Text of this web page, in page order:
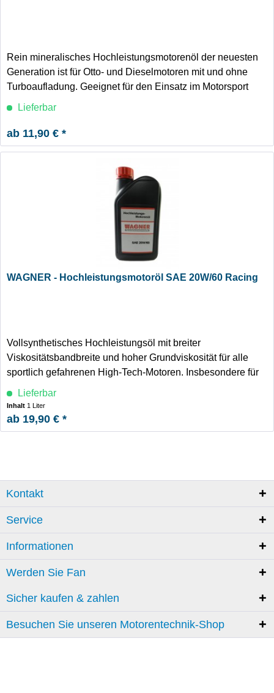
Rein mineralisches Hochleistungsmotorenöl der neuesten
Generation ist für Otto- und Dieselmotoren mit und ohne
Turboaufladung. Geeignet für den Einsatz im Motorsport
und in Motorrädern - auch in sehr sportlich gefahrenen.
Lieferbar
ab 11,90 € *
WAGNER - Hochleistungsmotoröl SAE 20W/60 Racing
Vollsynthetisches Hochleistungsöl mit breiter
Viskositätsbandbreite und hoher Grundviskosität für alle
sportlich gefahrenen High-Tech-Motoren. Insbesondere für
leistungsgesteigerte PKW Einspritz- und Turbomotoren
sowie für 4-Takt Motorradmotoren.
Lieferbar
Inhalt 1 Liter
ab 19,90 € *
Kontakt
Service
Informationen
Werden Sie Fan
Sicher kaufen & zahlen
Besuchen Sie unseren Motorentechnik-Shop